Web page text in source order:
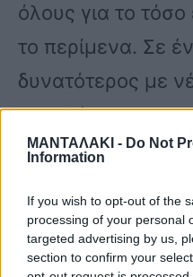
ΜΑΝΤΑΛΑΚΙ - Do Not
Information
If you wish to opt-out of the
processing of your personal
targeted advertising by us,
section to confirm your
όλους για το
το περίμενα. Σε
δυνατότερος με
μεγαλύτερη,
αγάπη για όλους».